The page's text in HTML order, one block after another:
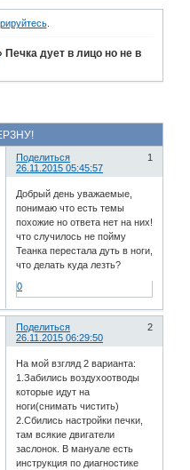
.
Печка дует в лицо но не в
Поделиться
1
26.11.2015 05:45:57
Добрый день уважаемые,
понимаю что есть темы
похожие но ответа нет на них!
что случилось не пойму
Теанка перестала дуть в ноги,
что делать куда лезть?
0
Поделиться
2
26.11.2015 06:29:50
На мой взгляд 2 варианта:
1.Забились воздухоотводы
которые идут на
ноги(снимать чистить)
2.Сбились настройки печки,
там всякие двигатели
заслонок. В мануале есть
инструкция по диагностике